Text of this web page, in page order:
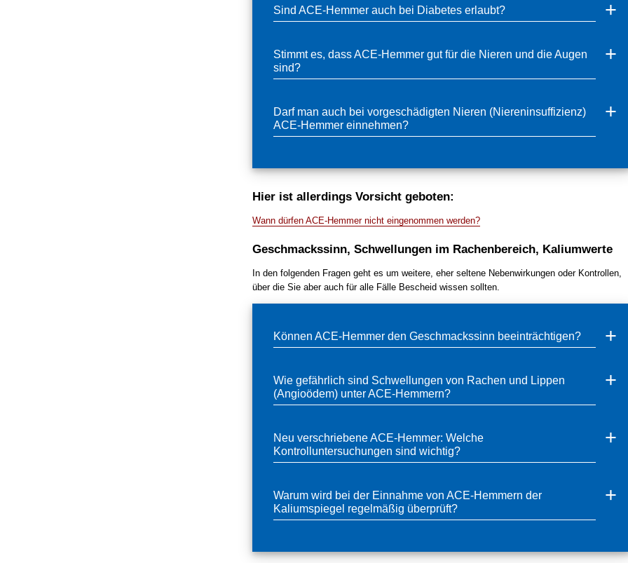
Sind ACE-Hemmer auch bei Diabetes erlaubt?
Stimmt es, dass ACE-Hemmer gut für die Nieren und die Augen
sind?
Darf man auch bei vorgeschädigten Nieren (Niereninsuffizienz)
ACE-Hemmer einnehmen?
Hier ist allerdings Vorsicht geboten:
Wann dürfen ACE-Hemmer nicht eingenommen werden?
Geschmackssinn, Schwellungen im Rachenbereich, Kaliumwerte
In den folgenden Fragen geht es um weitere, eher seltene Nebenwirkungen oder Kontrollen,
über die Sie aber auch für alle Fälle Bescheid wissen sollten.
Können ACE-Hemmer den Geschmackssinn beeinträchtigen?
Wie gefährlich sind Schwellungen von Rachen und Lippen
(Angioödem) unter ACE-Hemmern?
Neu verschriebene ACE-Hemmer: Welche
Kontrolluntersuchungen sind wichtig?
Warum wird bei der Einnahme von ACE-Hemmern der
Kaliumspiegel regelmäßig überprüft?